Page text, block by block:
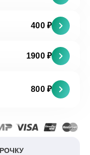
400 ₽
1900 ₽
800 ₽